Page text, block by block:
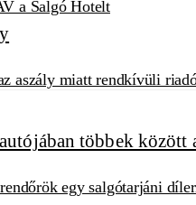
a Salgó Hotelt
aszály miatt rendkívüli
egy salgótarjáni